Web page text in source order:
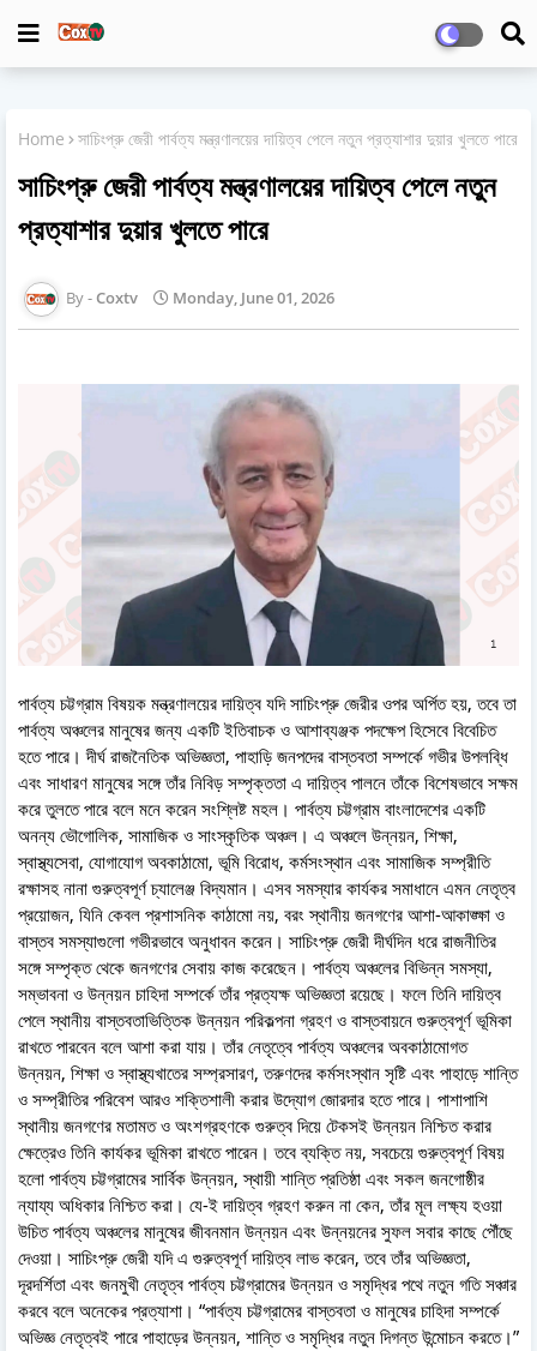
Home সাচিংপ্রু জেরী পার্বত্য মন্ত্রণালয়ের দায়িত্ব পেলে নতুন প্রত্যাশার দুয়ার খুলতে পারে
সাচিংপ্রু জেরী পার্বত্য মন্ত্রণালয়ের দায়িত্ব পেলে নতুন
প্রত্যাশার দুয়ার খুলতে পারে
Coxtv Monday, June 01, 2026
পার্বত্য চট্টগ্রাম বিষয়ক মন্ত্রণালয়ের দায়িত্ব যদি সাচিংপ্রু জেরীর ওপর অর্পিত হয়, তবে তা
পার্বত্য অঞ্চলের মানুষের জন্য একটি ইতিবাচক ও আশাব্যঞ্জক পদক্ষেপ হিসেবে বিবেচিত
হতে পারে। দীর্ঘ রাজনৈতিক অভিজ্ঞতা, পাহাড়ি জনপদের বাস্তবতা সম্পর্কে গভীর উপলব্ধি
এবং সাধারণ মানুষের সঙ্গে তাঁর নিবিড় সম্পৃক্ততা এ দায়িত্ব পালনে তাঁকে বিশেষভাবে সক্ষম
করে তুলতে পারে বলে মনে করেন সংশ্লিষ্ট মহল। পার্বত্য চট্টগ্রাম বাংলাদেশের একটি
অনন্য ভৌগোলিক, সামাজিক ও সাংস্কৃতিক অঞ্চল। এ অঞ্চলে উন্নয়ন, শিক্ষা,
স্বাস্থ্যসেবা, যোগাযোগ অবকাঠামো, ভূমি বিরোধ, কর্মসংস্থান এবং সামাজিক সম্প্রীতি
রক্ষাসহ নানা গুরুত্বপূর্ণ চ্যালেঞ্জ বিদ্যমান। এসব সমস্যার কার্যকর সমাধানে এমন নেতৃত্ব
প্রয়োজন, যিনি কেবল প্রশাসনিক কাঠামো নয়, বরং স্থানীয় জনগণের আশা-আকাঙ্ক্ষা ও
বাস্তব সমস্যাগুলো গভীরভাবে অনুধাবন করেন। সাচিংপ্রু জেরী দীর্ঘদিন ধরে রাজনীতির
সঙ্গে সম্পৃক্ত থেকে জনগণের সেবায় কাজ করেছেন। পার্বত্য অঞ্চলের বিভিন্ন সমস্যা,
সম্ভাবনা ও উন্নয়ন চাহিদা সম্পর্কে তাঁর প্রত্যক্ষ অভিজ্ঞতা রয়েছে। ফলে তিনি দায়িত্ব
পেলে স্থানীয় বাস্তবতাভিত্তিক উন্নয়ন পরিকল্পনা গ্রহণ ও বাস্তবায়নে গুরুত্বপূর্ণ ভূমিকা
রাখতে পারবেন বলে আশা করা যায়। তাঁর নেতৃত্বে পার্বত্য অঞ্চলের অবকাঠামোগত
উন্নয়ন, শিক্ষা ও স্বাস্থ্যখাতের সম্প্রসারণ, তরুণদের কর্মসংস্থান সৃষ্টি এবং পাহাড়ে শান্তি
ও সম্প্রীতির পরিবেশ আরও শক্তিশালী করার উদ্যোগ জোরদার হতে পারে। পাশাপাশি
স্থানীয় জনগণের মতামত ও অংশগ্রহণকে গুরুত্ব দিয়ে টেকসই উন্নয়ন নিশ্চিত করার
ক্ষেত্রেও তিনি কার্যকর ভূমিকা রাখতে পারেন। তবে ব্যক্তি নয়, সবচেয়ে গুরুত্বপূর্ণ বিষয়
হলো পার্বত্য চট্টগ্রামের সার্বিক উন্নয়ন, স্থায়ী শান্তি প্রতিষ্ঠা এবং সকল জনগোষ্ঠীর
ন্যায্য অধিকার নিশ্চিত করা। যে-ই দায়িত্ব গ্রহণ করুন না কেন, তাঁর মূল লক্ষ্য হওয়া
উচিত পার্বত্য অঞ্চলের মানুষের জীবনমান উন্নয়ন এবং উন্নয়নের সুফল সবার কাছে পৌঁছে
দেওয়া। সাচিংপ্রু জেরী যদি এ গুরুত্বপূর্ণ দায়িত্ব লাভ করেন, তবে তাঁর অভিজ্ঞতা,
দূরদর্শিতা এবং জনমুখী নেতৃত্ব পার্বত্য চট্টগ্রামের উন্নয়ন ও সমৃদ্ধির পথে নতুন গতি সঞ্চার
করবে বলে অনেকের প্রত্যাশা। “পার্বত্য চট্টগ্রামের বাস্তবতা ও মানুষের চাহিদা সম্পর্কে
অভিজ্ঞ নেতৃত্বই পারে পাহাড়ের উন্নয়ন, শান্তি ও সমৃদ্ধির নতুন দিগন্ত উন্মোচন করতে।”